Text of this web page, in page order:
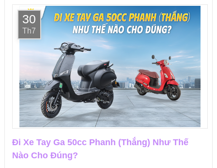
30
Th7
Đi Xe Tay Ga 50cc Phanh (Thắng) Như Thế
Nào Cho Đúng?